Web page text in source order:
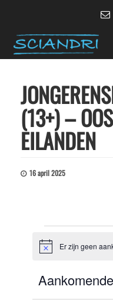
(13+) –
EILANDEN
16 april 2025
BerichtEr zijn geen
Aankomende
Selecteer